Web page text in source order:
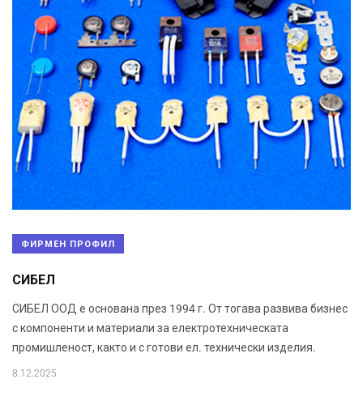
ФИРМЕН ПРОФИЛ
СИБЕЛ
СИБЕЛ ООД е основана през 1994 г. От тогава развива бизнес
с компоненти и материали за електротехническата
промишленост, както и с готови ел. технически изделия.
8.12.2025